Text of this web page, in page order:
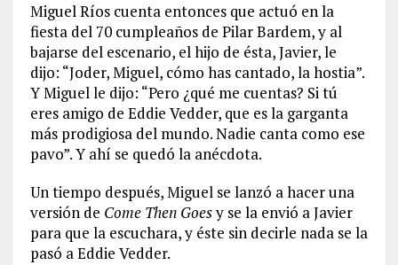
Miguel Ríos cuenta entonces que actuó en la
fiesta del 70 cumpleaños de Pilar Bardem, y al
bajarse del escenario, el hijo de ésta, Javier, le
dijo: “Joder, Miguel, cómo has cantado, la hostia”.
Y Miguel le dijo: “Pero ¿qué me cuentas? Si tú
eres amigo de Eddie Vedder, que es la garganta
más prodigiosa del mundo. Nadie canta como ese
pavo”. Y ahí se quedó la anécdota.
Un tiempo después, Miguel se lanzó a hacer una
versión de Come Then Goesy se la envió a Javier
para que la escuchara, y éste sin decirle nada se la
pasó a Eddie Vedder.